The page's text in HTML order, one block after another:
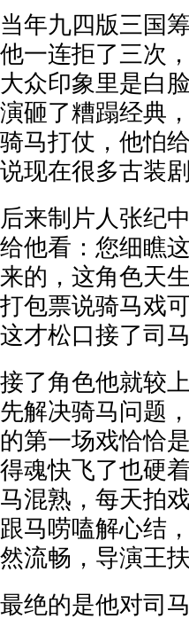
当年九四版三国
他一连拒了三次
大众印象里是白
演砸了糟蹋经典
骑马打仗，他怕
说现在很多古装
后来制片人张纪
给他看：您细瞧
来的，这角色天
打包票说骑马戏
这才松口接了司马
接了角色他就较
先解决骑马问题
的第一场戏恰恰
得魂快飞了也硬
马混熟，每天拍
跟马唠嗑解心结
然流畅，导演王
最绝的是他对司